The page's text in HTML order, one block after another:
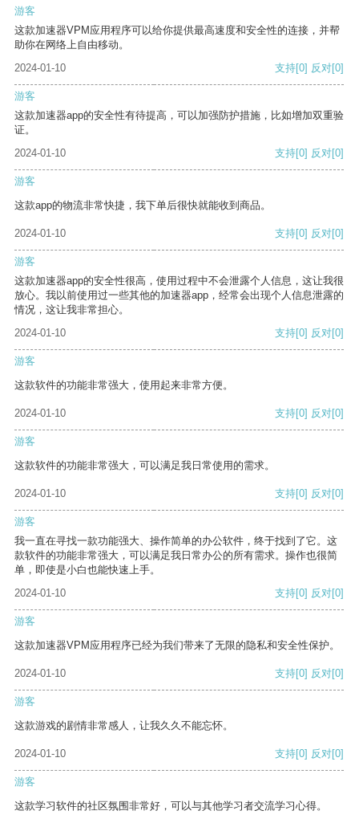
游客
这款加速器VPM应用程序可以给你提供最高速度和安全性的连接，并帮
助你在网络上自由移动。
2024-01-10
支持[0] 反对[0]
游客
这款加速器app的安全性有待提高，可以加强防护措施，比如增加双重验
证。
2024-01-10
支持[0] 反对[0]
游客
这款app的物流非常快捷，我下单后很快就能收到商品。
2024-01-10 支持[0] 反对[0]
游客
这款加速器app的安全性很高，使用过程中不会泄露个人信息，这让我很
放心。我以前使用过一些其他的加速器app，经常会出现个人信息泄露的
情况，这让我非常担心。
2024-01-10
支持[0] 反对[0]
游客
这款软件的功能非常强大，使用起来非常方便。
2024-01-10 支持[0] 反对[0]
游客
这款软件的功能非常强大，可以满足我日常使用的需求。
2024-01-10 支持[0] 反对[0]
游客
我一直在寻找一款功能强大、操作简单的办公软件，终于找到了它。这
款软件的功能非常强大，可以满足我日常办公的所有需求。操作也很简
单，即使是小白也能快速上手。
2024-01-10
支持[0] 反对[0]
游客
这款加速器VPM应用程序已经为我们带来了无限的隐私和安全性保护。
2024-01-10 支持[0] 反对[0]
游客
这款游戏的剧情非常感人，让我久久不能忘怀。
2024-01-10 支持[0] 反对[0]
游客
这款学习软件的社区氛围非常好，可以与其他学习者交流学习心得。